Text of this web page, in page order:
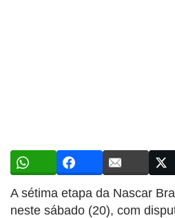
A sétima etapa da Nascar
neste sábado (20), com